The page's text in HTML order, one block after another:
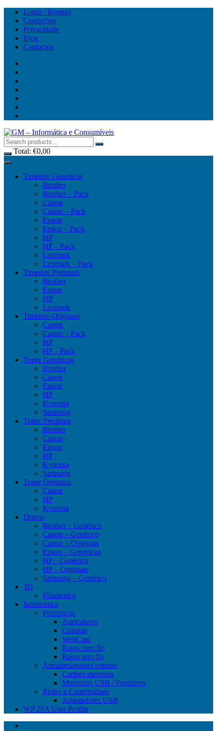
Skip
content
Login / Registo
Condições
Privacidade
Blog
Contactos
Total: €0,00
Tinteiros Genéricos
Brother
Brother – Pack
Canon
Canon – Pack
Epson
Epson – Pack
HP
HP – Pack
Lexmark
Lexmark – Pack
Tinteiros Premium
Brother
Epson
HP
Lexmark
Tinteiros Originais
Canon
Canon – Pack
HP
HP – Pack
Toner Genéricos
Brother
Canon
Epson
HP
Kyocera
Samsung
Toner Premium
Brother
Canon
Epson
HP
Kyocera
Samsung
Toner Originais
Canon
HP
Kyocera
Drums
Brother – Genérico
Canon – Genérico
Canon – Originais
Epson – Genéricos
HP – Genérico
HP – Originais
Samsung – Genérico
3D
Filamentos
Informática
Periféricos
Auriculares
Colunas
WebCam
Ratos com fio
Ratos sem fio
Armazenamento externo
Cartões memória
Memórias USB / Pendrives
Redes e Conetividade
Adaptadores USB
WP 2FA User Profile